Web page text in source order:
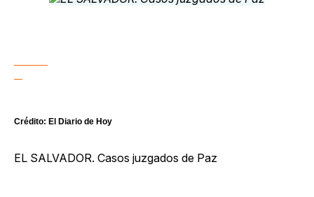
Crédito: El Diario de Hoy
EL SALVADOR. Casos juzgados de Paz